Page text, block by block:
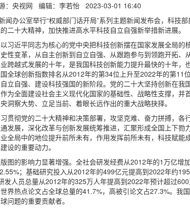
：​央视网 编辑：李若怡 2023-03-01 16:40
闻办公室举行“权威部门话开局”系列主题新闻发布会，科技
二十大精神，加快推进高水平科技自立自强新举措新进展。
习近平同志为核心的党中央把科技创新摆在国家发展全局的
性变革，从自主创新到自立自强、从跟跑参与到领跑开拓、
跨越式发展的十年，是我国科技创新能力提升最快的十年，
全球创新指数排名从2012年的第34位上升至2022年的第11
立自强、建设科技强国的新阶段。党的二十大坚持创新在我
为全面建设社会主义现代化国家的基础性、战略性支撑，并
洞察大势、立足当前、着眼长远作出的重大战略抉择。
贯彻党的二十大精神和决策部署，攻坚克难、奋力拼搏，各
发展，深化改革与创新发展统筹推进，汇聚形成全国上下勠
全局中的地位提升前所未有，作用发挥前所未有，科技赋能
设的重要动力。
的影响力显著增强。全社会研发经费从2012年的1万亿增
；基础研究投入从2012年的499亿元提高到2022年约
发人员总量从2012年的325万人年提高到2022年预计超过
界热点论文占全球总量的41.7%，高被引论文占27.3%。我
问题的重要贡献者。